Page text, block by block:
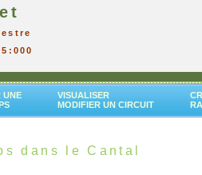
UNE
VISUALISER
MODIFIER UN CIRCUIT
dans le Cantal